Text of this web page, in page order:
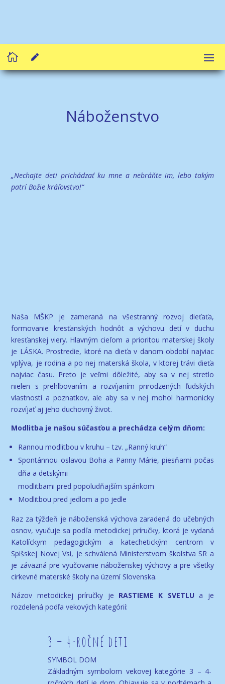
 
Náboženstvo
„Nechajte deti prichádzať ku mne a nebráňte im, lebo takým
patrí Božie kráľovstvo!“
Naša MŠKP je zameraná na všestranný rozvoj dieťaťa,
formovanie kresťanských hodnôt a výchovu detí v duchu
kresťanskej viery. Hlavným cieľom a prioritou materskej školy
je LÁSKA. Prostredie, ktoré na dieťa v danom období najviac
vplýva, je rodina a po nej materská škola, v ktorej trávi dieťa
najviac času. Preto je veľmi dôležité, aby sa v nej stretlo
nielen s prehlbovaním a rozvíjaním prirodzených ľudských
vlastností a poznatkov, ale aby sa v nej mohol harmonicky
rozvíjať aj jeho duchovný život.
Modlitba je našou súčasťou a prechádza celým dňom:
Rannou modlitbou v kruhu – tzv. „Ranný kruh“
Spontánnou oslavou Boha a Panny Márie, piesňami počas
dňa a detskými
modlitbami pred popoludňajším spánkom
Modlitbou pred jedlom a po jedle
Raz za týždeň je náboženská výchova zaradená do učebných
osnov, vyučuje sa podľa metodickej príručky, ktorá je vydaná
Katolíckym pedagogickým a katechetickým centrom v
Spišskej Novej Vsi, je schválená Ministerstvom školstva SR a
je záväzná pre vyučovanie náboženskej výchovy a pre všetky
cirkevné materské školy na území Slovenska.
Názov metodickej príručky je RASTIEME K SVETLU a je
rozdelená podľa vekových kategórií:
3 – 4-ročné deti
SYMBOL DOM
Základným symbolom vekovej kategórie 3 – 4-